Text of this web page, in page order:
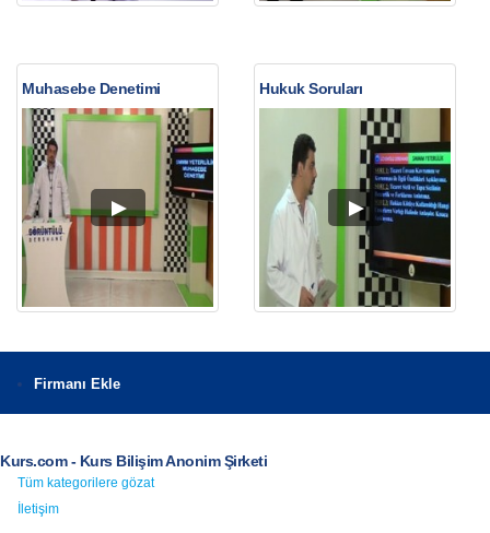
Muhasebe Denetimi Hukuk Soruları
Firmanı Ekle
Kurs.com - Kurs Bilişim Anonim Şirketi
Tüm kategorilere gözat
İletişim